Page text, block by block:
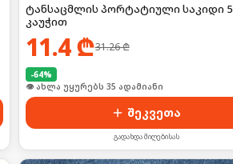
ტანსაცმლის პორტატიული საკიდი 5
კაუჭით
11.4₾31.26₾
-64%
🛒 ბოლო 24სთ-ში იყიდა 52-მა
შეკვეთა
გადახდა მიღებისას